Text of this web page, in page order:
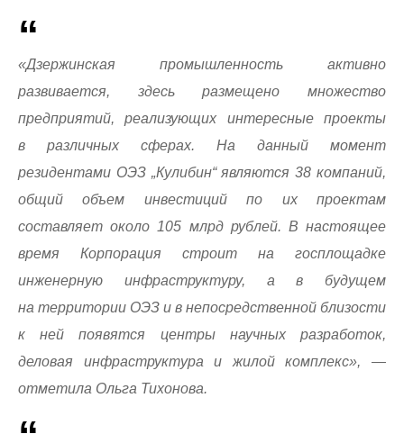
«Дзержинская промышленность активно
развивается, здесь размещено множество
предприятий, реализующих интересные проекты
в различных сферах. На данный момент
резидентами ОЭЗ „Кулибин“ являются 38 компаний,
общий объем инвестиций по их проектам
составляет около 105 млрд рублей. В настоящее
время Корпорация строит на госплощадке
инженерную инфраструктуру, а в будущем
на территории ОЭЗ и в непосредственной близости
к ней появятся центры научных разработок,
деловая инфраструктура и жилой комплекс», —
отметила Ольга Тихонова.